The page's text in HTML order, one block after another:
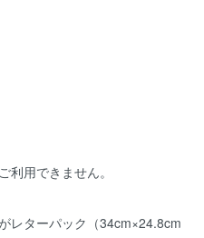
利用できません。
レターパック（34cm×24.8cm